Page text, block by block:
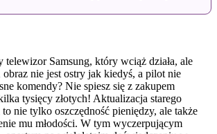
telewizor Samsung, który wciąż działa, ale
obraz nie jest ostry jak kiedyś, a pilot nie
komendy? Nie spiesz się z zakupem
tysięcy złotych! Aktualizacja starego
nie tylko oszczędność pieniędzy, ale także
mu młodości. W tym wyczerpującym